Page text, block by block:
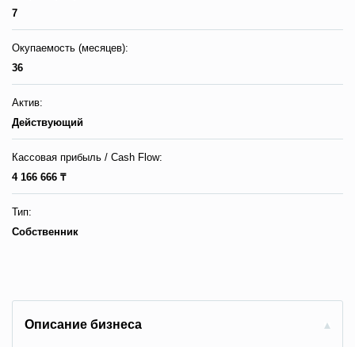
7
Окупаемость (месяцев):
36
Актив:
Действующий
Кассовая прибыль / Сash Flow:
4 166 666 ₸
Тип:
Собственник
Описание бизнеса